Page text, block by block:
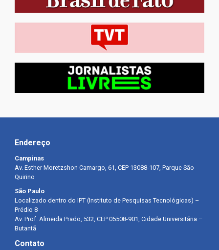
Endereço
Campinas
Av. Esther Moretzshon Camargo, 61, CEP 13088-107, Parque São
Quirino
São Paulo
Localizado dentro do IPT (Instituto de Pesquisas Tecnológicas) –
Prédio 8
Av. Prof. Almeida Prado, 532, CEP 05508-901, Cidade Universitária –
Butantã
Contato